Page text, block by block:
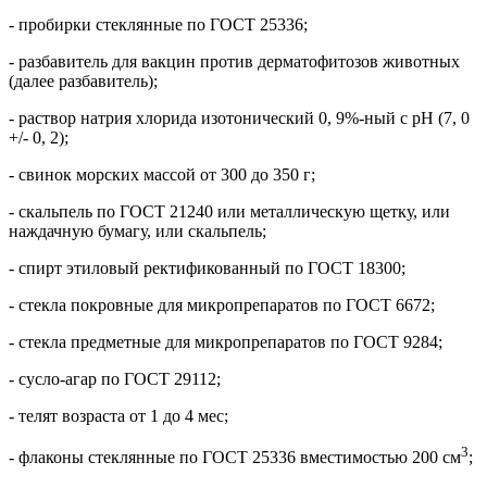
- пробирки стеклянные по ГОСТ 25336;
- разбавитель для вакцин против дерматофитозов животных
(далее разбавитель);
- раствор натрия хлорида изотонический 0, 9%-ный с pH (7, 0
+/- 0, 2);
- свинок морских массой от 300 до 350 г;
- скальпель по ГОСТ 21240 или металлическую щетку, или
наждачную бумагу, или скальпель;
- спирт этиловый ректификованный по ГОСТ 18300;
- стекла покровные для микропрепаратов по ГОСТ 6672;
- стекла предметные для микропрепаратов по ГОСТ 9284;
- сусло-агар по ГОСТ 29112;
- телят возраста от 1 до 4 мес;
- флаконы стеклянные по ГОСТ 25336 вместимостью 200 см3;